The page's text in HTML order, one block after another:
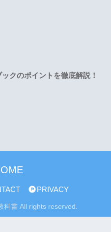
クのポイントを徹底解説！
PRIVACY
科書 All rights reserved.